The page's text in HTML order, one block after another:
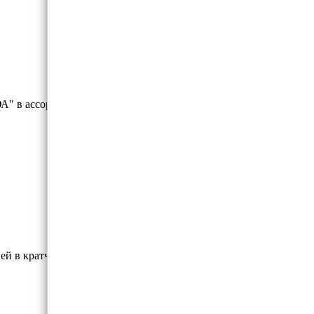
ассортименте со склада.
в кратчайшие сроки!